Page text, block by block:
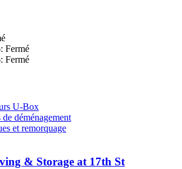
Fermé
Fermé
U-Box
déménagement
et remorquage
& Storage at 17th St